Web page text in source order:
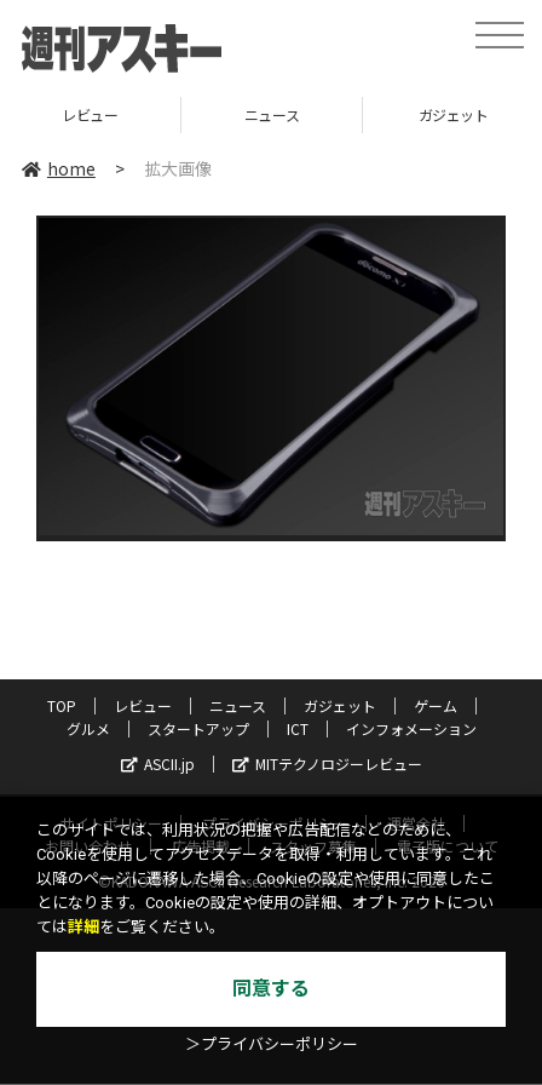
toggle
レビュー ニュース ガジェット
home > 拡大画像
TOP レビュー ニュース ガジェット
ゲーム
グルメ
スタートアップ ICT
インフォメーション
ASCII.jp
MITテクノロジーレビュー
サイトポリシー プライバシーポリシー
運営会社
お問い合わせ
広告掲載 スタッフ募集
電子版について
©KADOKAWA ASCII Research Laboratories, Inc. 2026
このサイトでは、利用状況の把握や広告配信などのために、
Cookieを使用してアクセスデータを取得・利用しています。これ
以降のページに遷移した場合、Cookieの設定や使用に同意したこ
とになります。Cookieの設定や使用の詳細、オプトアウトについ
ては詳細 をご覧ください。
同意する
＞プライバシーポリシー